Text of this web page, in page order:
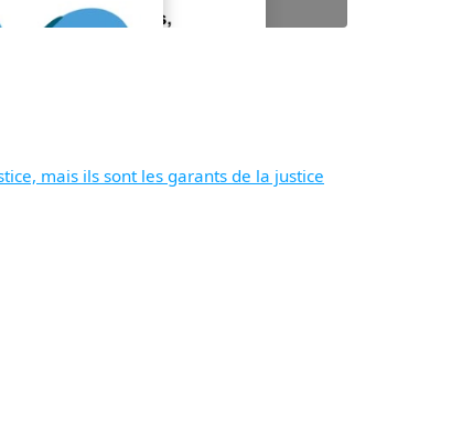
mais ils sont les garants de la justice